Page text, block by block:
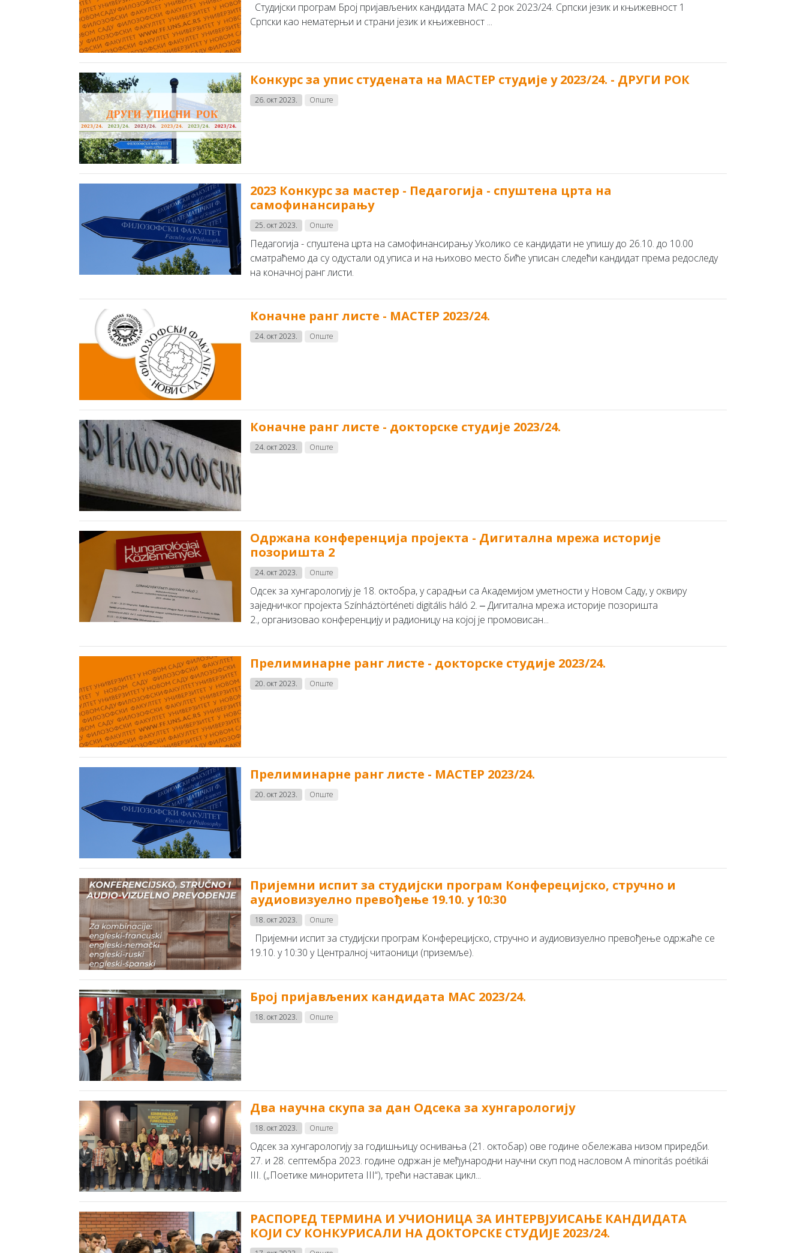
Студијски програм Број пријављених кандидата MAC 2 рок 2023/24. Српски језик и књижевност 1
Српски као нематерњи и страни језик и књижевност ...
Конкурс за упис студената на МАСТЕР студије у 2023/24. - ДРУГИ РОК
26. окт 2023. Опште
2023 Конкурс за мастер - Педагогија - спуштена црта на
самофинансирању
25. окт 2023. Опште
Педагогија - спуштена црта на самофинансирању Уколико се кандидати не упишу до 26.10. до 10.00
сматраћемо да су одустали од уписа и на њихово место биће уписан следећи кандидат према редоследу
на коначној ранг листи.
Коначне ранг листе - МАСТЕР 2023/24.
24. окт 2023. Опште
Коначне ранг листе - докторске студије 2023/24.
24. окт 2023. Опште
Одржана конференција прoјекта - Дигитална мрежа историје
позоришта 2
24. окт 2023. Опште
Одсек за хунгарологију је 18. октобра, у сарадњи са Академијом уметности у Новом Саду, у оквиру
заједничког пројекта Színháztörténeti digitális háló 2. ‒ Дигитална мрежа историје позоришта
2., организовао конференцију и радионицу на којој је промовисан...
Прелиминарне ранг листе - докторске студије 2023/24.
20. окт 2023. Опште
Прелиминарне ранг листе - MAСТЕР 2023/24.
20. окт 2023. Опште
Пријемни испит за студијски програм Конферецијско, стручно и
аудиовизуелно превођење 19.10. у 10:30
18. окт 2023. Опште
Пријемни испит за студијски програм Конферецијско, стручно и аудиовизуелно превођење одржаће се
19.10. у 10:30 у Централној читаоници (приземље).
Број пријављених кандидата MAC 2023/24.
18. окт 2023. Опште
Два научна скупа за дан Одсека за хунгарологију
18. окт 2023. Опште
Одсек за хунгарологију за годишњицу оснивања (21. октобар) ове године обележава низом приредби.
27. и 28. септембра 2023. године одржан је међународни научни скуп под насловом A minoritás poétikái
III. („Поетике миноритета III“), трећи наставак цикл...
РАСПОРЕД ТЕРМИНА И УЧИОНИЦА ЗА ИНТЕРВЈУИСАЊЕ КАНДИДАТА
КОЈИ СУ КОНКУРИСАЛИ НА ДОКТОРСКЕ СТУДИЈЕ 2023/24.